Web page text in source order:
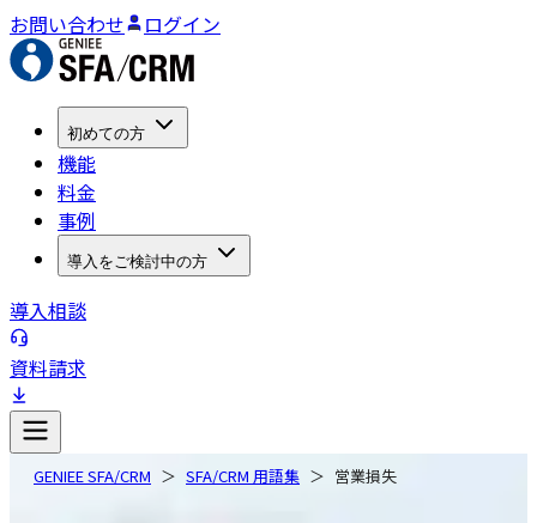
お問い合わせ ログイン
初めての方
機能
料金
事例
導入をご検討中の方
導入相談
資料請求
GENIEE SFA/CRM SFA/CRM 用語集 営業損失